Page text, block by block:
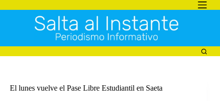
al
El lunes vuelve el Pase Libre Estudiantil en Saeta